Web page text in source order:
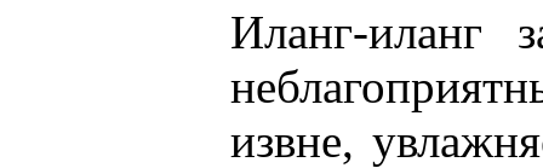
Иланг-иланг
извне,